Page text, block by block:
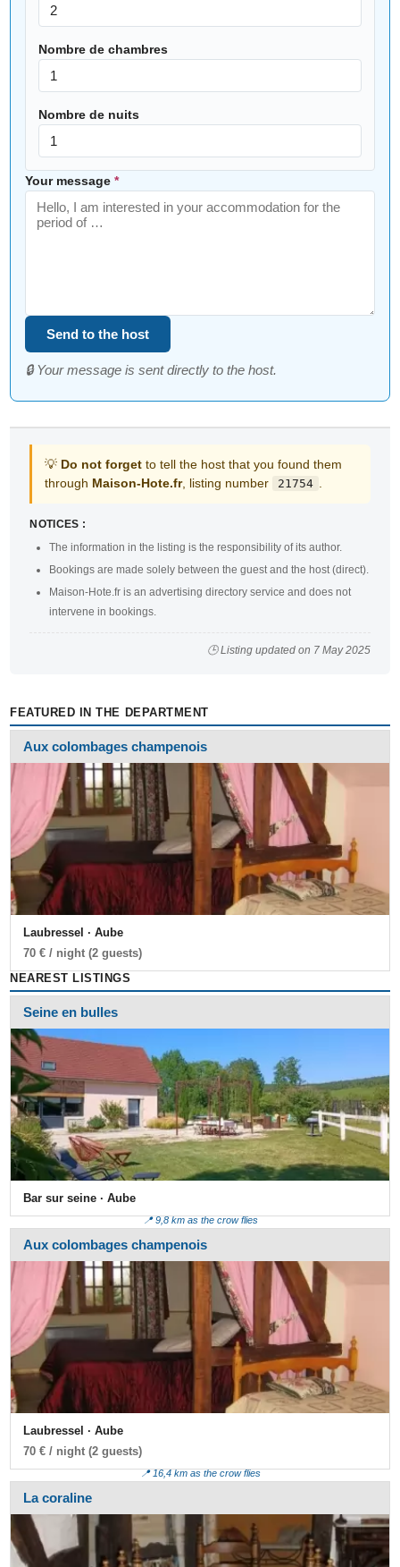
Nombre de chambres
Nombre de nuits
Your message*
Send to the host
🔒 Your message is sent directly to the host.
💡 Do not forget to tell the host that you found them
through Maison-Hote.fr, listing number 21754
NOTICES :
The information in the listing is the responsibility of its author.
Bookings are made solely between the guest and the host (direct).
Maison-Hote.fr is an advertising directory service and does not
intervene in bookings.
🕒 Listing updated on 7 May 2025
FEATURED IN THE DEPARTMENT
Aux colombages champenois
Laubressel · Aube
70 € / night (2 guests)
NEAREST LISTINGS
Seine en bulles
Bar sur seine · Aube
📍 9,8 km as the crow flies
Aux colombages champenois
Laubressel · Aube
70 € / night (2 guests)
📍 16,4 km as the crow flies
La coraline